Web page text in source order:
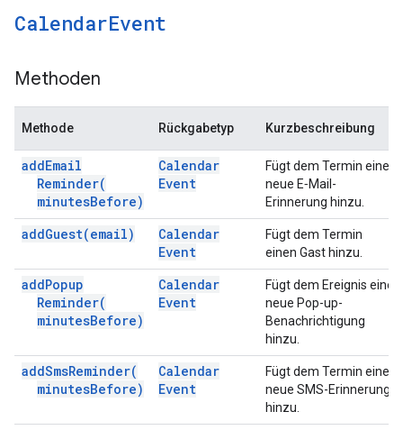
CalendarEvent
Methoden
Methode Rückgabetyp Kurzbeschreibung
addEmail
Reminder(
minutesBefore)
Calendar
Event
Fügt dem Termin eine
neue E‑Mail-
Erinnerung hinzu.
addGuest(email)
Calendar
Event
Fügt dem Termin
einen Gast hinzu.
addPopup
Reminder(
minutesBefore)
Calendar
Event
Fügt dem Ereignis eine
neue Pop-up-
Benachrichtigung
hinzu.
addSmsReminder(
minutesBefore)
Calendar
Event
Fügt dem Termin eine
neue SMS-Erinnerung
hinzu.